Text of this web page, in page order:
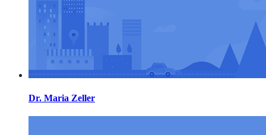
Dr. Maria Zeller